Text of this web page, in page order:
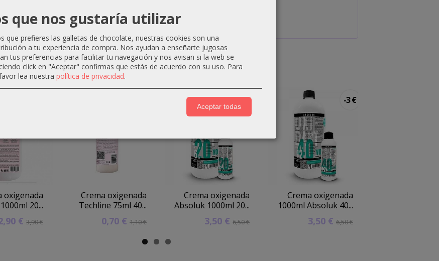
Relacionados
oxigenada
20...
€3,90 €
Crema oxigenada
Techline 75ml 40...
0,70 € 1,10 €
-3 €
Crema oxigenada
Absoluk 1000ml 20...
3,50 €6,50 €
-3 €
Crema oxigenada
1000ml Absoluk 40...
3,50 € 6,50 €
que nos gustaría utilizar
que prefieres las galletas de chocolate, nuestras cookies son una
a tu experiencia de compra. Nos ayudan a enseñarte jugosas
tus preferencias para facilitar tu navegación y nos avisan si la web se
click en "Aceptar" confirmas que estás de acuerdo con su uso. Para
lea nuestra política de privacidad.
Aceptar todas